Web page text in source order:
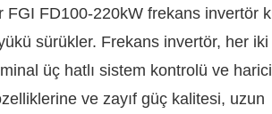
FD100-220kW frekans invertör
sürükler. Frekans invertör, her
üç hatlı sistem kontrolü ve harici
ve zayıf güç kalitesi, uzun